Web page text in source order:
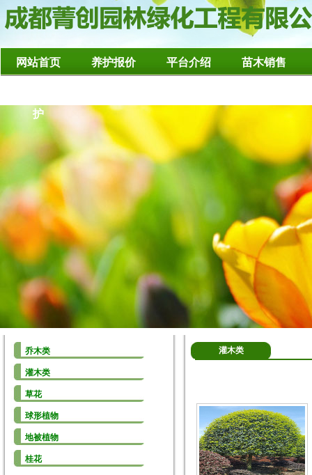
网站首页 养护报价 平台介绍 苗木销售
护
乔木类
灌木类
草花
球形植物
地被植物
桂花
灌木类